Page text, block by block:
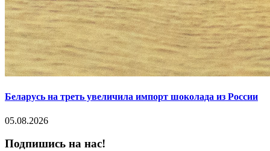
Беларусь на треть увеличила импорт шоколада из России
05.08.2026
Подпишись на нас!